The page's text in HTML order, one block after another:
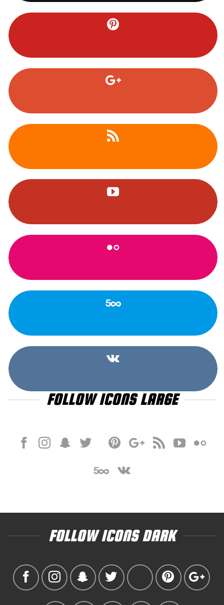
FOLLOW ICONS LARGE
FOLLOW ICONS DARK